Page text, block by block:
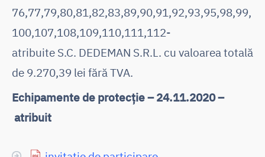
76,77,79,80,81,82,83,89,90,91,92,93,95,98,99,
100,107,108,109,110,111,112-
atribuite S.C. DEDEMAN S.R.L. cu valoarea totală
de 9.270,39 lei fără TVA.
Echipamente de protecție – 24.11.2020 –
atribuit